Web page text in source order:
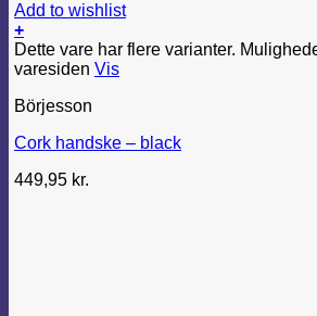
Add to wishlist
+
Dette vare har flere varianter.
varesiden Vis
Börjesson
Cork handske – black
449,95 kr.